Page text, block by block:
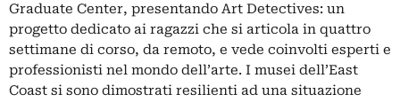
Graduate Center, presentando Art Detectives: un
progetto dedicato ai ragazzi che si articola in quattro
settimane di corso, da remoto, e vede coinvolti esperti e
professionisti nel mondo dell’arte. I musei dell’East
Coast si sono dimostrati resilienti ad una situazione